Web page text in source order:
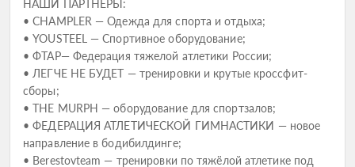
НАШИ ПАРТНЕРЫ:
• CHAMPLER — Одежда для спорта и отдыха;
• YOUSTEEL — Спортивное оборудование;
• ФТАР— Федерация тяжелой атлетики России;
• ЛЕГЧЕ НЕ БУДЕТ — тренировки и крутые кроссфит-
сборы;
• THE MURPH — оборудование для спортзалов;
• ФЕДЕРАЦИЯ АТЛЕТИЧЕСКОЙ ГИМНАСТИКИ — новое
направление в бодибилдинге;
• Berestovteam — тренировки по тяжёлой атлетике под